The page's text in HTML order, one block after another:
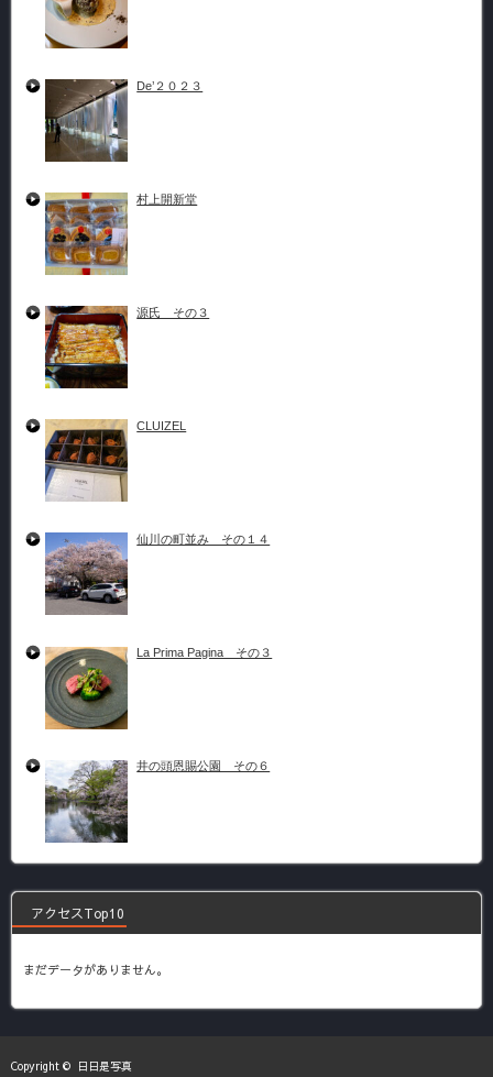
De’２０２３
村上開新堂
源氏 その３
CLUIZEL
仙川の町並み その１４
La Prima Pagina その３
井の頭恩賜公園 その６
アクセスTop10
まだデータがありません。
Copyright © 日日是写真